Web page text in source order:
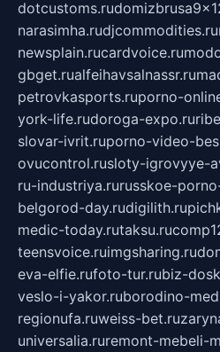
dotcustoms.ru
narasimha.rudjcommodities.ru
newsplain.rucardvoice.ru
gbget.rualfeihavsalnassr.ru
petrovkasports.ruporno-
york-life.rudoroga-expo.ru
slovar-ivrit.ruporno-video-
ovucontrol.rusloty-igrovyye-
ru-industriya.rurusskoe-
belgorod-day.rudigilith.ru
medic-today.rutaksu.ru
teensvoice.ruimgsharing.ru
eva-elfie.rufoto-tur.rubiz-
veslo-i-yakor.ruborodino-
regionufa.ruweiss-bet.ru
universalia.ruremont-mebeli-